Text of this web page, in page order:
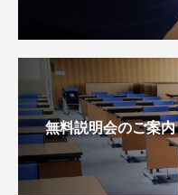
無料説明会のご案内